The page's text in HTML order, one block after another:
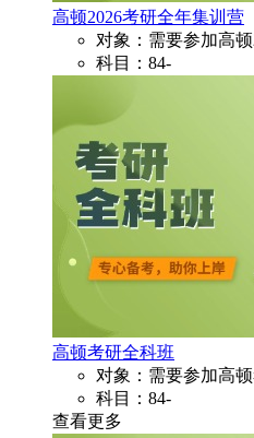
高顿2026考研全年集训营
对象：需要参加高
科目：84-
高顿考研全科班
对象：需要参加高
科目：84-
查看更多